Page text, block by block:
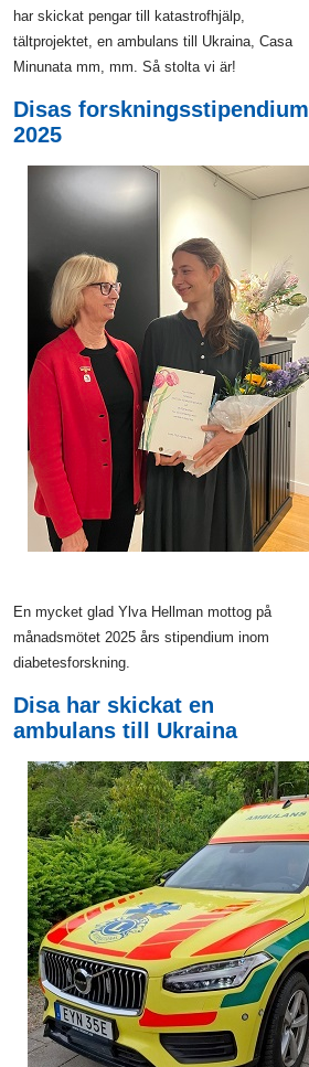
har skickat pengar till katastrofhjälp,
tältprojektet, en ambulans till Ukraina, Casa
Minunata mm, mm. Så stolta vi är!
Disas forskningsstipendium
2025
En mycket glad Ylva Hellman mottog på
månadsmötet 2025 års stipendium inom
diabetesforskning.
Disa har skickat en
ambulans till Ukraina